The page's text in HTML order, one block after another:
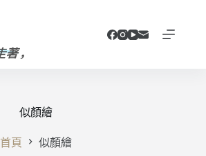
似顏繪
首頁 似顏繪